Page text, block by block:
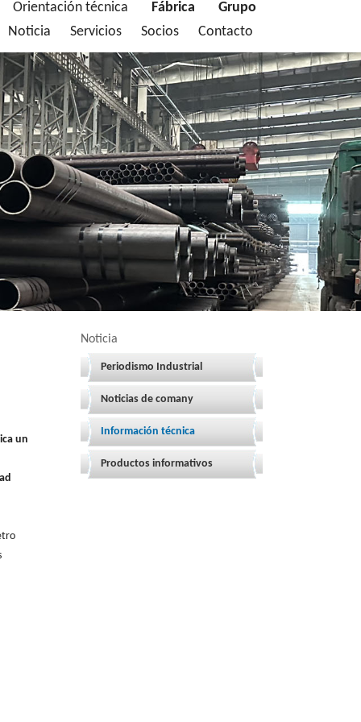
Orientación técnica Fábrica
Grupo
Noticia
Servicios Socios Contacto
Noticia
Periodismo Industrial
Noticias de comany
Información técnica
Productos informativos
un